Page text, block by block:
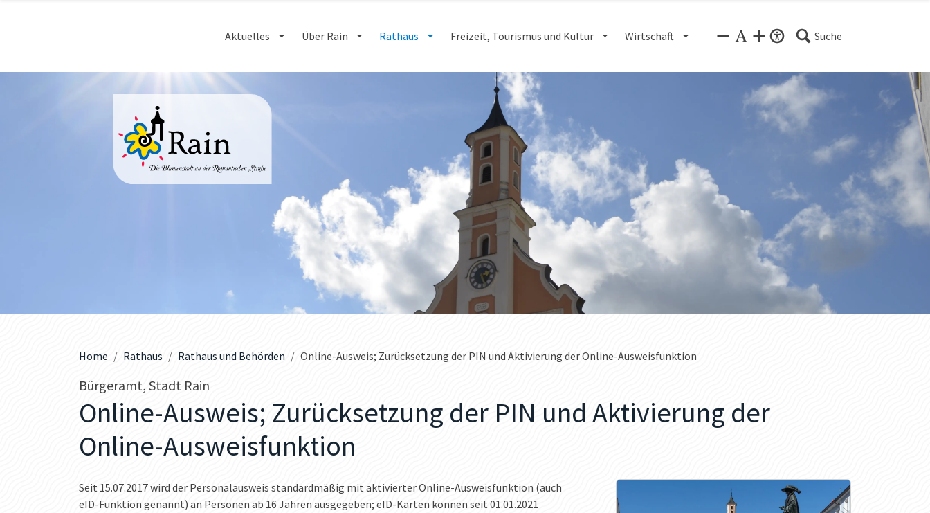
Aktuelles Über Rain Rathaus Freizeit, Tourismus und Kultur Wirtschaft Suche
Home Rathaus Rathaus und Behörden Online-Ausweis; Zurücksetzung der PIN und Aktivierung der Online-Ausweisfunktion
Bürgeramt, Stadt Rain
Online-Ausweis; Zurücksetzung der PIN und Aktivierung der
Online-Ausweisfunktion
Seit 15.07.2017 wird der Personalausweis standardmäßig mit aktivierter Online-Ausweisfunktion (auch
eID-Funktion genannt) an Personen ab 16 Jahren ausgegeben; eID-Karten können seit 01.01.2021